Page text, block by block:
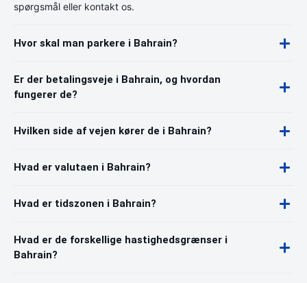
spørgsmål eller kontakt os.
Hvor skal man parkere i Bahrain?
Er der betalingsveje i Bahrain, og hvordan
fungerer de?
Hvilken side af vejen kører de i Bahrain?
Hvad er valutaen i Bahrain?
Hvad er tidszonen i Bahrain?
Hvad er de forskellige hastighedsgrænser i
Bahrain?